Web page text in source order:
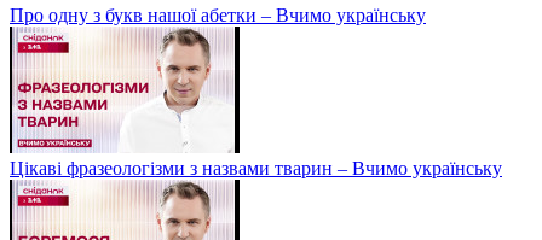
Про одну з букв нашої абетки – Вчимо українську
Цікаві фразеологізми з назвами тварин – Вчимо українську